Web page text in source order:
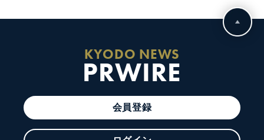
KYODO NEWS
PRWIRE
会員登録